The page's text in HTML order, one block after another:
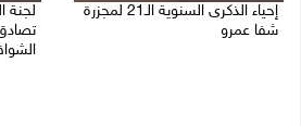
إحياء الذكرى السنوية الـ21 لمجزرة
شفا عمرو
لجنة